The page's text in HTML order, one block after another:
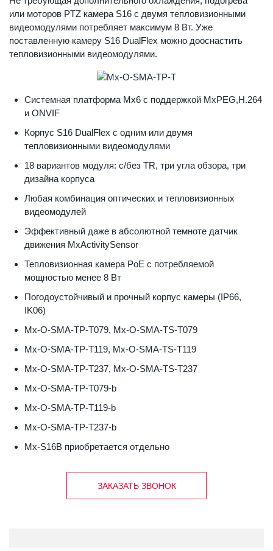
или моторов PTZ камера S16 с двумя тепловизионными
видеомодулями потребляет максимум 8 Вт. Уже
поставленную камеру S16 DualFlex можно дооснастить
тепловизионными видеомодулями.
Системная платформа Mx6 с поддержкой MxPEG,H.264
и ONVIF
Корпус S16 DualFlex с одним или двумя
тепловизионными видеомодулями
18 вариантов модуля: с/без TR, три угла обзора, три
дизайна корпуса
Любая комбинация оптических и тепловизионных
видеомодулей
Эффективный даже в абсолютной темноте датчик
движения MxActivitySensor
Тепловизионная камера PoE с потребляемой
мощностью менее 8 Вт
Погодоустойчивый и прочный корпус камеры (IP66,
IK06)
Mx-O-SMA-TP-T079, Mx-O-SMA-TS-T079
Mx-O-SMA-TP-T119, Mx-O-SMA-TS-T119
Mx-O-SMA-TP-T237, Mx-O-SMA-TS-T237
Mx-O-SMA-TP-T079-b
Mx-O-SMA-TP-T119-b
Mx-O-SMA-TP-T237-b
Mx-S16B приобретается отдельно
ЗАКАЗАТЬ ЗВОНОК